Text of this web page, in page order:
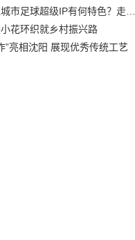
全国首个跨省区城市足球超级IP有何特色？走进沈阳现场去看看
花环织就乡村振兴路
”亮相沈阳 展现优秀传统工艺